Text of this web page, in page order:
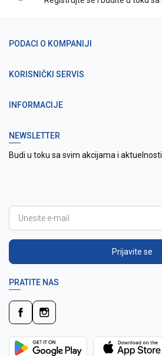
PODACI O KOMPANIJI
KORISNIČKI SERVIS
INFORMACIJE
NEWSLETTER
Budi u toku sa svim akcijama i
Prijavite se
PRATITE NAS